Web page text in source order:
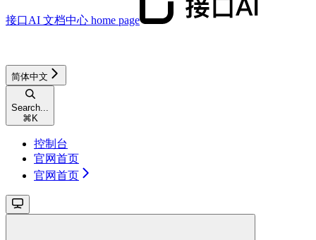
接口AI 文档中心 home page
简体中文
Search...
⌘ K
控制台
官网首页
官网首页